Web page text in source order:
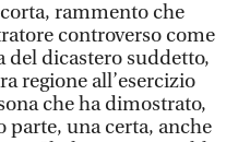
rammento che
controverso come
del dicastero suddetto,
regione all’esercizio
che ha dimostrato,
parte, una certa, anche